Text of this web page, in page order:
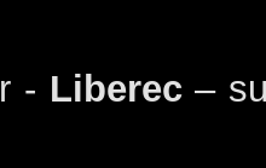
- Liberec–